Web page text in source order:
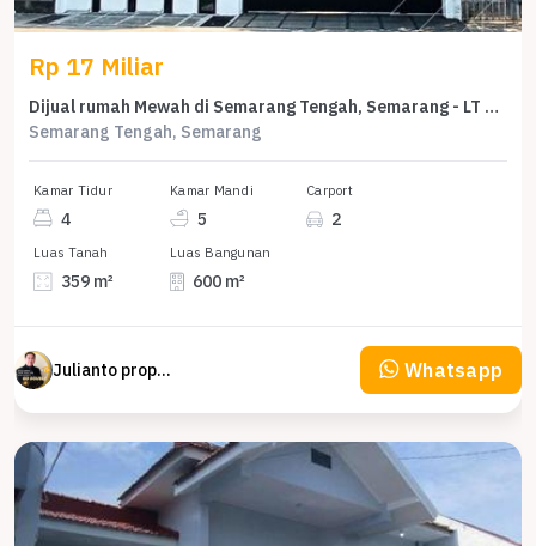
Rp 17 Miliar
Dijual rumah Mewah di Semarang Tengah, Semarang - LT 359m²
Semarang Tengah, Semarang
Kamar Tidur
4
Kamar Mandi
5
Carport
2
Luas Tanah
359 m²
Luas Bangunan
600 m²
Julianto property Julianto Whatsapp